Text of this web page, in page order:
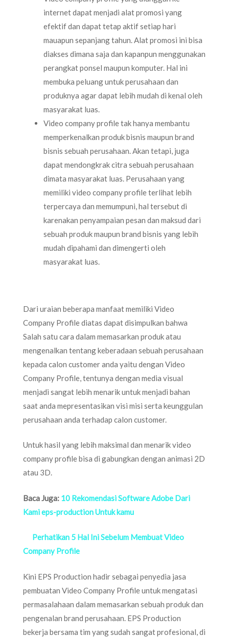
internet dapat menjadi alat promosi yang
efektif dan dapat tetap aktif setiap hari
mauapun sepanjang tahun. Alat promosi ini bisa
diakses dimana saja dan kapanpun menggunakan
perangkat ponsel maupun komputer. Hal ini
membuka peluang untuk perusahaan dan
produknya agar dapat lebih mudah di kenal oleh
masyarakat luas.
Video company profile tak hanya membantu
memperkenalkan produk bisnis maupun brand
bisnis sebuah perusahaan. Akan tetapi, juga
dapat mendongkrak citra sebuah perusahaan
dimata masyarakat luas. Perusahaan yang
memiliki video company profile terlihat lebih
terpercaya dan memumpuni, hal tersebut di
karenakan penyampaian pesan dan maksud dari
sebuah produk maupun brand bisnis yang lebih
mudah dipahami dan dimengerti oleh
masyarakat luas.
Dari uraian beberapa manfaat memiliki Video
Company Profile diatas dapat disimpulkan bahwa
Salah satu cara dalam memasarkan produk atau
mengenalkan tentang keberadaan sebuah perusahaan
kepada calon customer anda yaitu dengan Video
Company Profile, tentunya dengan media visual
menjadi sangat lebih menarik untuk menjadi bahan
saat anda mepresentasikan visi misi serta keunggulan
perusahaan anda terhadap calon customer.
Untuk hasil yang lebih maksimal dan menarik video
company profile bisa di gabungkan dengan animasi 2D
atau 3D.
Baca Juga: 10 Rekomendasi Software Adobe Dari
Kami eps-production Untuk kamu
Perhatikan 5 Hal Ini Sebelum Membuat Video
Company Profile
Kini EPS Production hadir sebagai penyedia jasa
pembuatan Video Company Profile untuk mengatasi
permasalahaan dalam memasarkan sebuah produk dan
pengenalan brand perusahaan. EPS Production
bekerja bersama tim yang sudah sangat profesional, di